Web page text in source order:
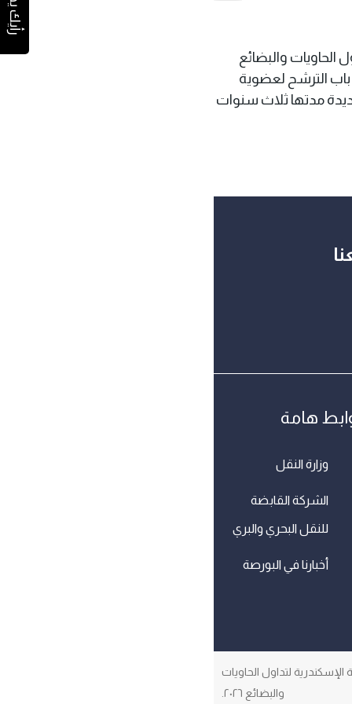
الحاويات والبضائع
الترشح لعضوية
مدتها ثلاث سنوات
هامة
وزارة النقل
الشركة القابضة
للنقل البحري والبري
أخبارنا في البورصة
لتداول الحاويات
والبضائع ٢٠٢٦.